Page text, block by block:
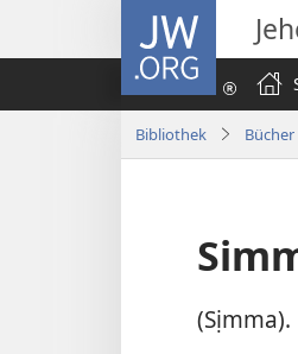
JW.ORG
Bibliothek Bücher
(Sịmma).